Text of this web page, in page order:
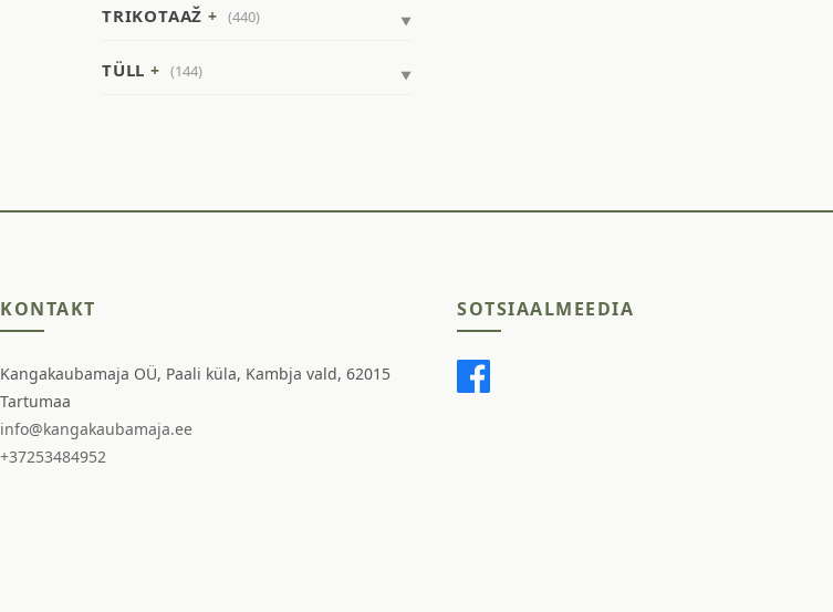
TRIKOTAAŽ (440)
TÜLL (144)
KONTAKT
Kangakaubamaja OÜ, Paali küla, Kambja vald, 62015
Tartumaa
info@kangakaubamaja.ee
+37253484952
SOTSIAALMEEDIA